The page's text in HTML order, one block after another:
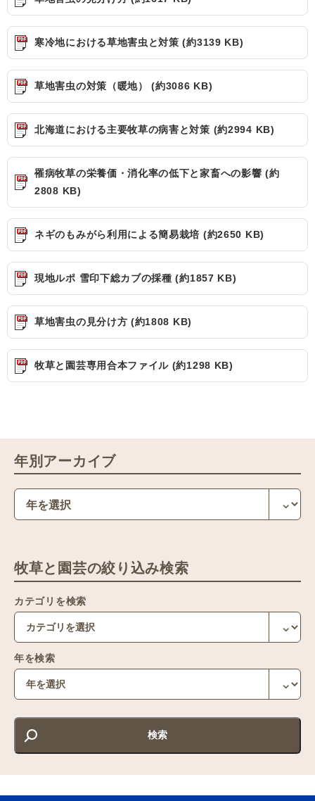
寒冷地における草地害虫と対策 (約3139 KB)
草地害虫の対策（暖地） (約3086 KB)
北海道における主要牧草の病害と対策 (約2994 KB)
罹病牧草の栄養価・消化率の低下と家畜への影響 (約
2808 KB)
ネギのもみがら利用による簡易栽培 (約2650 KB)
現地ルポ 雪印下総カブの採種 (約1857 KB)
草地害虫の見分け方 (約1808 KB)
牧草と園芸専用合本ファイル (約1298 KB)
年別アーカイブ
牧草と園芸の絞り込み検索
カテゴリを検索
年を検索